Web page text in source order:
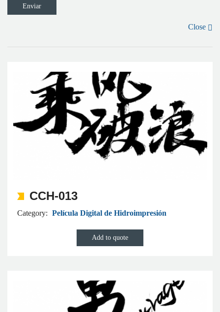
Close
CCH-013
Category: Película Digital de Hidroimpresión